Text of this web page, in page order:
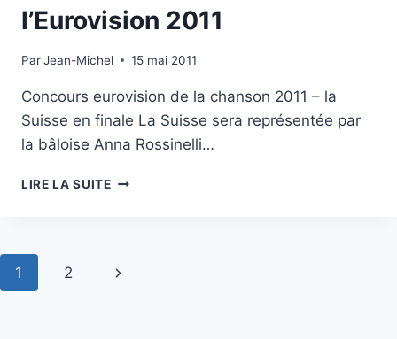
l’Eurovision 2011
ParJean-Michel
14 mai 2011 15 mai 2011
Concours eurovision de la chanson 2011 – la
Suisse en finale La Suisse sera représentée par
la bâloise Anna Rossinelli…
LIRE LA SUITERÉSULTATS
2011
Navigation
1 2
Page